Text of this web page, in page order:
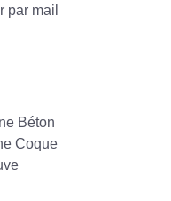
par mail
Béton
Coque